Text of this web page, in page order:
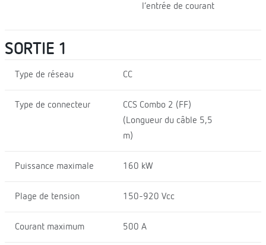
l’entrée de courant
SORTIE 1
Type de réseau CC
Type de connecteur
CCS Combo 2 (FF)
(Longueur du câble 5,5
m)
Puissance maximale 160 kW
Plage de tension 150-920 Vcc
Courant maximum 500 A